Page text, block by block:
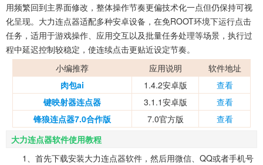
用频繁回到主界面修改，整体操作节奏更偏技术化一点但仍保持可视
化呈现。大力连点器适配多种安卓设备，在免ROOT环境下运行点击
任务，适用于游戏操作、应用交互以及批量任务处理等场景，执行过
程中延迟控制较稳定，使连续点击更贴近设定节奏。
小编推荐
应用说明
软件地址
肉包ai
1.4.2安卓版
查看
键映射器连点器
3.1.1安卓版
查看
锋狼连点器7.0合作版
7.0官方版
查看
大力连点器软件使用教程
1、首先下载安装大力连点器软件，然后用微信、QQ或者手机号